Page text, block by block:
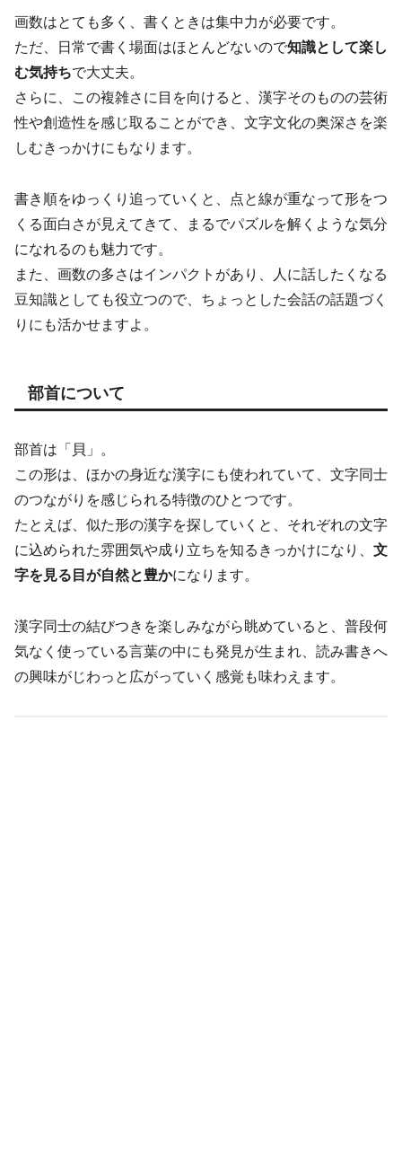
画数はとても多く、書くときは集中力が必要です。
ただ、日常で書く場面はほとんどないので知識として楽し
む気持ちで大丈夫。
さらに、この複雑さに目を向けると、漢字そのものの芸術
性や創造性を感じ取ることができ、文字文化の奥深さを楽
しむきっかけにもなります。
書き順をゆっくり追っていくと、点と線が重なって形をつ
くる面白さが見えてきて、まるでパズルを解くような気分
になれるのも魅力です。
また、画数の多さはインパクトがあり、人に話したくなる
豆知識としても役立つので、ちょっとした会話の話題づく
りにも活かせますよ。
部首について
部首は「貝」。
この形は、ほかの身近な漢字にも使われていて、文字同士
のつながりを感じられる特徴のひとつです。
たとえば、似た形の漢字を探していくと、それぞれの文字
に込められた雰囲気や成り立ちを知るきっかけになり、 文
字を見る目が自然と豊かになります。
漢字同士の結びつきを楽しみながら眺めていると、普段何
気なく使っている言葉の中にも発見が生まれ、読み書きへ
の興味がじわっと広がっていく感覚も味わえます。